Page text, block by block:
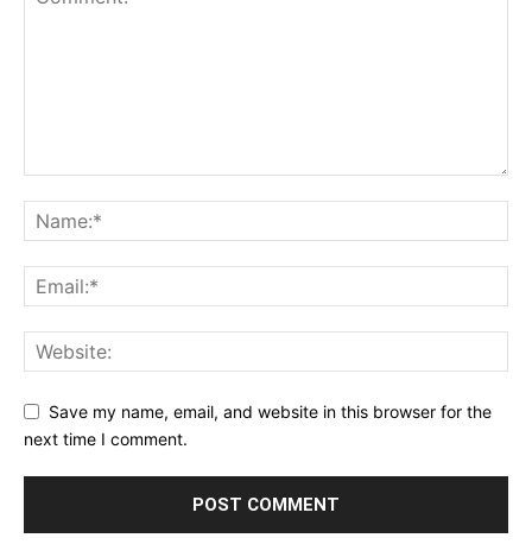
Save my name, email, and website in this browser for the
next time I comment.